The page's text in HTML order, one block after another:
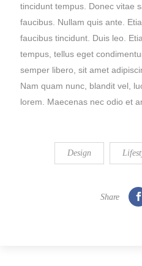
tincidunt tempus. Donec vitae
faucibus. Nullam quis ante.
faucibus tincidunt. Duis leo.
tempus, tellus eget
semper libero, sit amet
Nam quam nunc, blandit vel,
lorem. Maecenas nec odio et
Design
Share